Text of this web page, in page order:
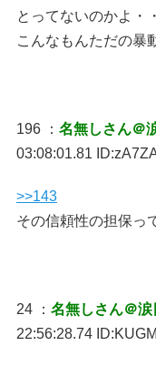
とってないのかよ・
こんなもんただの暴
196 ： 名無しさん＠
03:08:01.81
>>143
その信頼性の担保っ
24 ： 名無しさん＠涙
22:56:28.74